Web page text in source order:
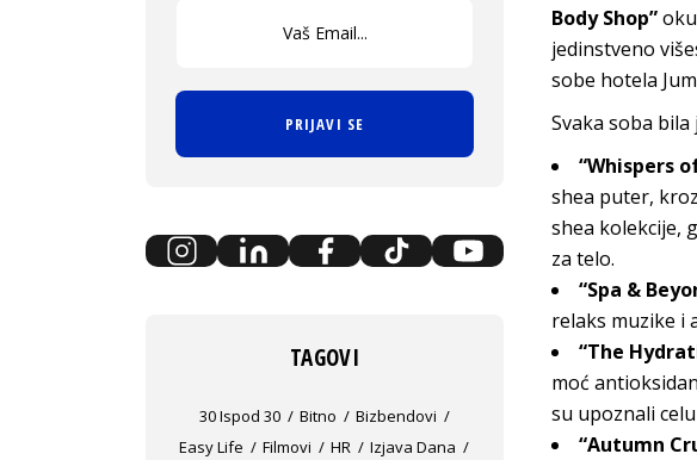
Body Shop”
jedinstveno
sobe hotela
Svaka soba
“Whispers
shea puter,
shea kolekcije,
za telo.
“Spa &
relaks muzike i
“The
moć
su upoznali
“Autumn
PRIJAVI SE
TAGOVI
30 Ispod 30 Bitno
Bizbendovi
Easy Life
Filmovi HR
Izjava Dana